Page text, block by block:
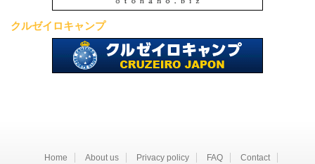
クルゼイロキャンプ
Home About us Privacy policy FAQ
Contact